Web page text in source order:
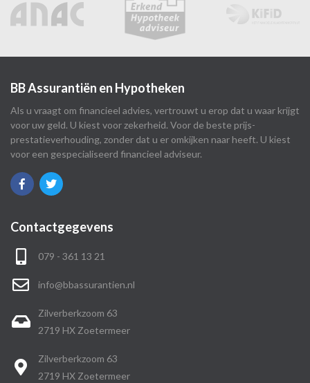
BB Assurantiën en Hypotheken
Als u vraagt om financieel advies, vertrouwt u erop dat u waar krijgt
voor uw geld. U kiest voor zekerheid. Voor de beste prijs-
prestatieverhouding, zonder dat u er omkijken naar heeft. U kiest
voor een gespecialiseerd financieel adviseur.
Contactgegevens
079 - 361 13 21
info@bbassurantien.nl
Zilverberkzoom 63
2719 HX Zoetermeer
Zilverberkzoom 63
2719 HX Zoetermeer